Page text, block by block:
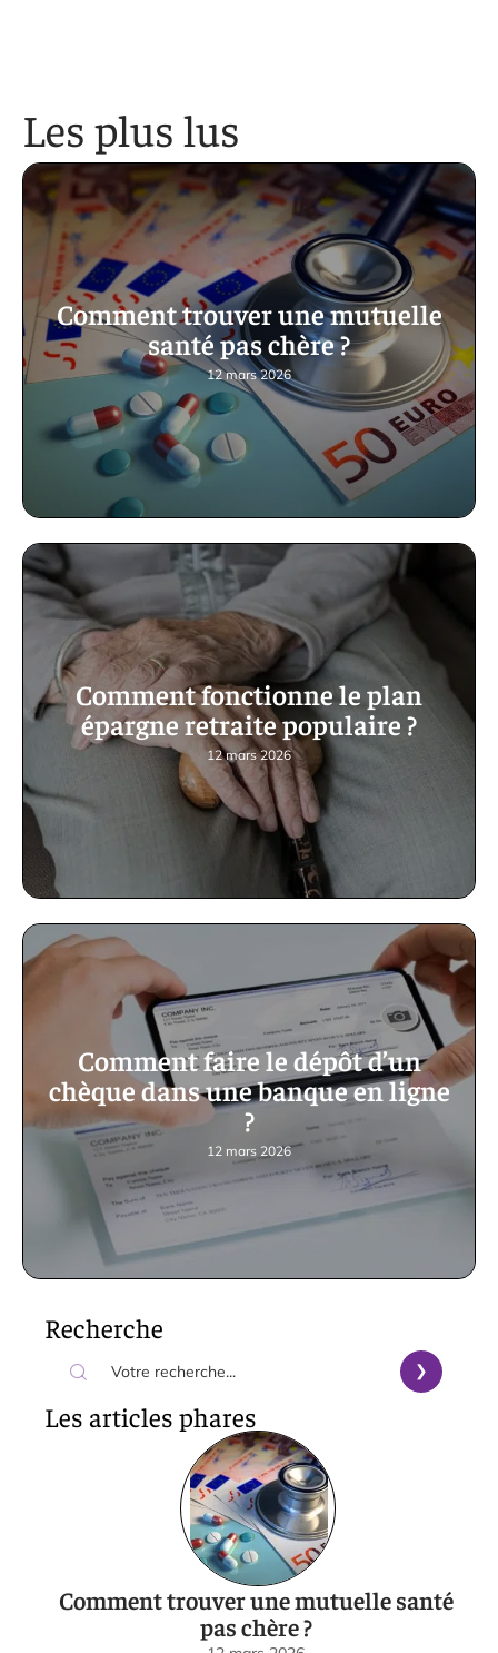
Les plus lus
Comment trouver une mutuelle
santé pas chère ?
12 mars 2026
Comment fonctionne le plan
épargne retraite populaire ?
12 mars 2026
Comment faire le dépôt d’un
chèque dans une banque en ligne
?
12 mars 2026
Recherche
Les articles phares
Comment trouver une mutuelle santé
pas chère ?